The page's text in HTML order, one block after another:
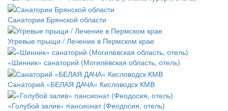
Санатории Брянской области
Угревые прыщи / Лечение в Пермском крае
«Шинник» санаторий (Могилёвская область, отель)
Санаторий «БЕЛАЯ ДАЧА» Кисловодск КМВ
«Голубой залив» пансионат (Феодосия, отель)